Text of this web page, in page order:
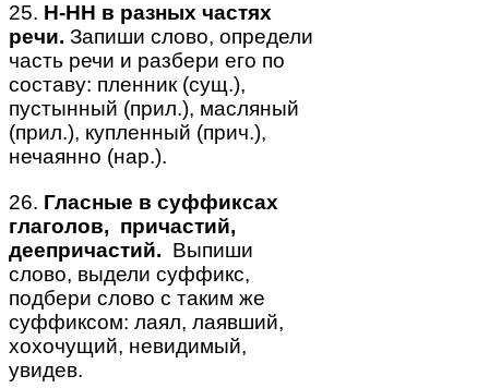
25. Н-НН в разных частях
речи. Запиши слово, определи
часть речи и разбери его по
составу: пленник (сущ.),
пустынный (прил.), масляный
(прил.), купленный (прич.),
нечаянно (нар.).
26. Гласные в суффиксах
глаголов, причастий,
деепричастий. Выпиши
слово, выдели суффикс,
подбери слово с таким же
суффиксом: лаял, лаявший,
хохочущий, невидимый,
увидев.